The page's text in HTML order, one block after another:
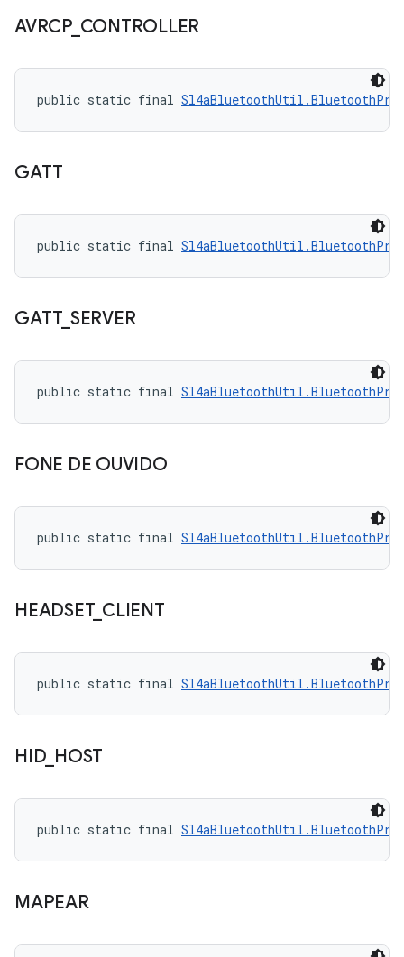
AVRCP_ CONTROLLER
public static final
GATT
public static final
GATT_ SERVER
public static final
FONE DE OUVIDO
public static final
HEADSET_ CLIENT
public static final
HID_ HOST
public static final
MAPEAR